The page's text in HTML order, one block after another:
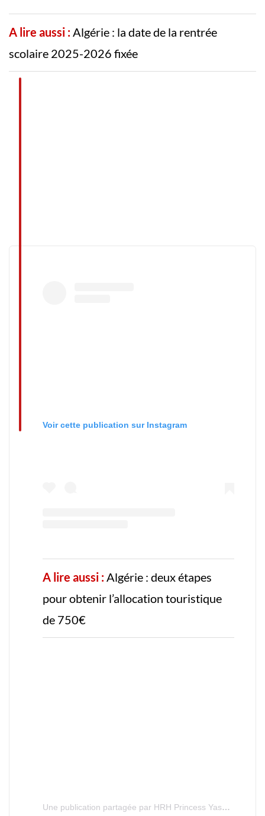
A lire aussi :Algérie : la date de la rentrée
scolaire 2025-2026 fixée
Voir cette publication sur Instagram
A lire aussi :Algérie : deux étapes
pour obtenir l’allocation touristique
de 750€
Une publication partagée par HRH Princess Yasmine Murat (@princesse_yasmine_murat)